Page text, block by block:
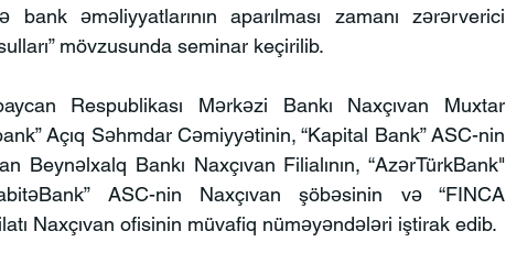
əməliyyatlarının aparılması zamanı zərərverici
mövzusunda seminar keçirilib.
Respublikası Mərkəzi Bankı Naxçıvan Muxtar
Açıq Səhmdar Cəmiyyətinin, “Kapital Bank” ASC-nin
Beynəlxalq Bankı Naxçıvan Filialının, “AzərTürkBank"
ASC-nin Naxçıvan şöbəsinin və “FINCA
Naxçıvan ofisinin müvafiq nüməyəndələri iştirak edib.